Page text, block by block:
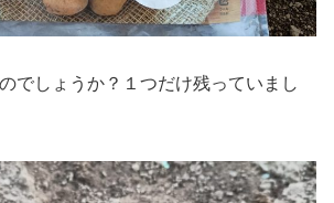
でしょうか？１つだけ残っていまし